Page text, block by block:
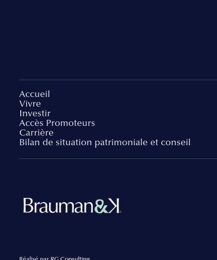
Accueil
Vivre
Investir
Accès Promoteurs
Carrière
Bilan de situation patrimoniale et conseil